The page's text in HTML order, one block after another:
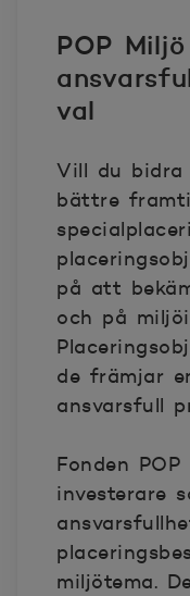
POP
val
Vill du
bättre
på att
och på
de främjar
ansvarsfull
Fonden
investerare
miljötema.